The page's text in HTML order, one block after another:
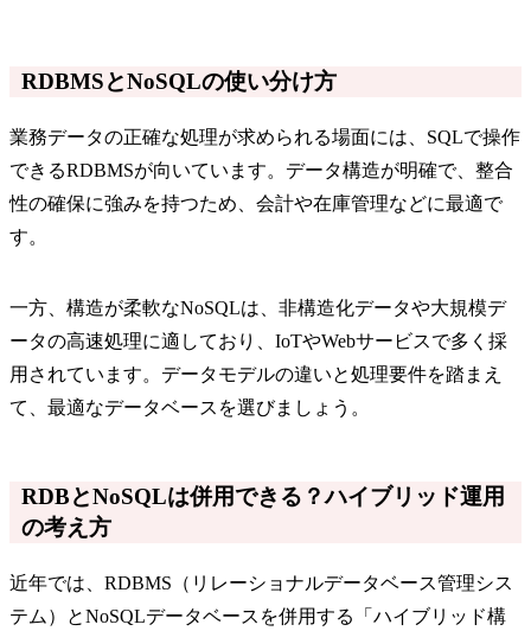
RDBMSとNoSQLの使い分け方
業務データの正確な処理が求められる場面には、SQLで操作
できるRDBMSが向いています。データ構造が明確で、整合
性の確保に強みを持つため、会計や在庫管理などに最適で
す。
一方、構造が柔軟なNoSQLは、非構造化データや大規模デ
ータの高速処理に適しており、IoTやWebサービスで多く採
用されています。データモデルの違いと処理要件を踏まえ
て、最適なデータベースを選びましょう。
RDBとNoSQLは併用できる？ハイブリッド運用
の考え方
近年では、RDBMS（リレーショナルデータベース管理シス
テム）とNoSQLデータベースを併用する「ハイブリッド構